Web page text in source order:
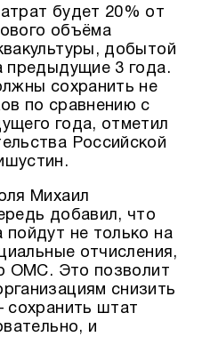
будет 20% от
объёма
добытой
предыдущие 3 года.
сохранить не
по сравнению с
года, отметил
Российской
Михаил
добавил, что
не только на
отчисления,
ОМС. Это позволит
снизить
сохранить штат
и